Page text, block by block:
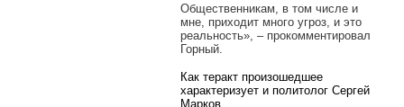
Общественникам, в том числе и
мне, приходит много угроз, и это
реальность», – прокомментировал
Горный.
Как теракт произошедшее
характеризует и политолог Сергей
Марков.